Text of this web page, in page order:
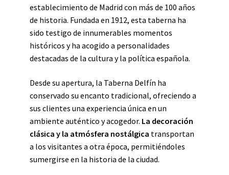
establecimiento de Madrid con más de 100 años
de historia. Fundada en 1912, esta taberna ha
sido testigo de innumerables momentos
históricos y ha acogido a personalidades
destacadas de la cultura y la política española.
Desde su apertura, la Taberna Delfín ha
conservado su encanto tradicional, ofreciendo a
sus clientes una experiencia única en un
ambiente auténtico y acogedor. La decoración
clásica y la atmósfera nostálgica transportan
a los visitantes a otra época, permitiéndoles
sumergirse en la historia de la ciudad.